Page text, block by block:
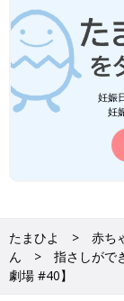
妊娠
妊
たまひよ 赤ち
ん
指さしがで
劇場 #40】